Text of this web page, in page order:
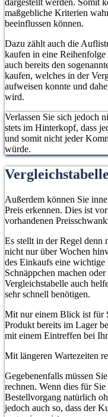
dargestellt werden. Somit
maßgebliche Kriterien
beeinflussen können.
Dazu zählt auch die
kaufen in eine
auch bereits den
kaufen, welches in der
aufweisen konnte und
wird.
Verlassen Sie sich jedoch
stets im Hinterkopf, dass
und somit nicht jeder
würde.
Außerdem können Sie
Preis erkennen. Dies ist
vorhandenen
Es stellt in der Regel denn
nicht nur über Wochen
des Einkaufs eine
Schnäppchen machen
Vergleichstabelle auch
sehr schnell benötigen.
Mit nur einem Blick ist für
Produkt bereits im Lager
mit einem Eintreffen bei
Mit längeren Wartezeiten
Gegebenenfalls müssen
rechnen. Wenn dies für
Bestellvorgang natürlich
jedoch auch so, dass der